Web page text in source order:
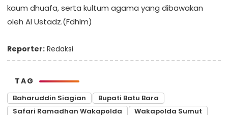
kaum dhuafa, serta kultum agama yang dibawakan
oleh Al Ustadz.(Fdhlm)
Reporter: Redaksi
TAG
Baharuddin Siagian
Bupati Batu Bara
Safari Ramadhan Wakapolda
Wakapolda Sumut